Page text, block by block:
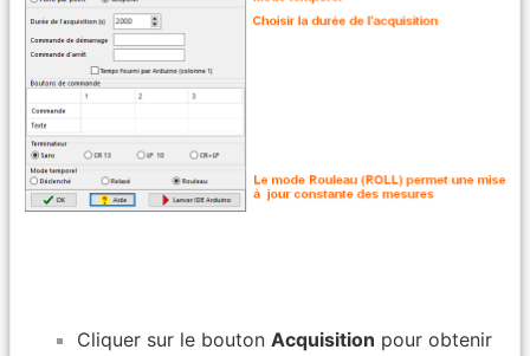
Cliquer sur le bouton Acquisition pour obtenir